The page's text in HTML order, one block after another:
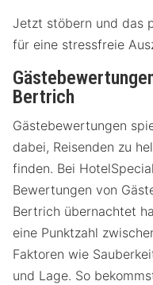
Jetzt stöbern und das
für eine stressfreie
Bertrich
Gästebewertungen
dabei, Reisenden zu
finden. Bei
Bewertungen von
Bertrich übernachtet
eine Punktzahl
Faktoren wie
und Lage. So